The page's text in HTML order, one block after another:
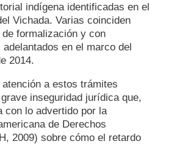
indígena identificadas en el
Vichada. Varias coinciden
formalización y con
en el marco del
2014.
a estos trámites
inseguridad jurídica que,
con lo advertido por la
de Derechos
2009) sobre cómo el retardo